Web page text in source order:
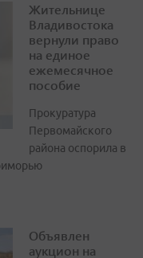
Жительнице
Владивостока
вернули право
на единое
ежемесячное
пособие
Прокуратура
Первомайского
района оспорила в
Объявлен
аукцион на